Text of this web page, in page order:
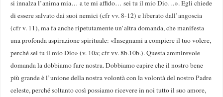
si innalza l’anima mia… a te mi affido… sei tu il mio Dio…». Egli chiede
di essere salvato dai suoi nemici (cfr vv. 8-12) e liberato dall’angoscia
(cfr v. 11), ma fa anche ripetutamente un’altra domanda, che manifesta
una profonda aspirazione spirituale: «Insegnami a compiere il tuo volere,
perché sei tu il mio Dio» (v. 10a; cfr vv. 8b.10b.). Questa ammirevole
domanda la dobbiamo fare nostra. Dobbiamo capire che il nostro bene
più grande è l’unione della nostra volontà con la volontà del nostro Padre
celeste, perché soltanto così possiamo ricevere in noi tutto il suo amore,